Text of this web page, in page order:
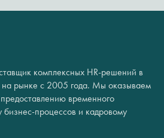
комплексных HR-решений в
рынке с 2005 года. Мы оказываем
временного
бизнес-процессов и кадровому